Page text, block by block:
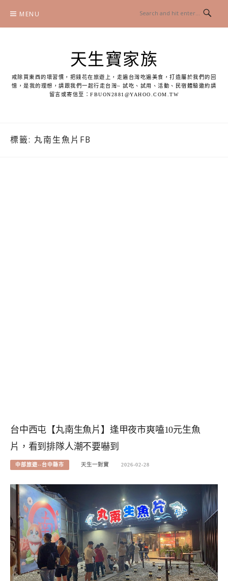
content
MENU
天生寶家族
戒除買東西的壞習慣，把錢花在旅遊上，走遍台灣吃遍美食，打造屬於我們的回
憶，是我的理想，請跟我們一起行走台灣~ 試吃、試用、活動、民宿體驗邀約請
留言或寄信至：FBUON2881@YAHOO.COM.TW
標籤: 丸南生魚片FB
台中西屯【丸南生魚片】逢甲夜市爽嗑10元生魚
片，看到排隊人潮不要嚇到
中部旅遊--台中縣市 天生一對寶 2026-02-28